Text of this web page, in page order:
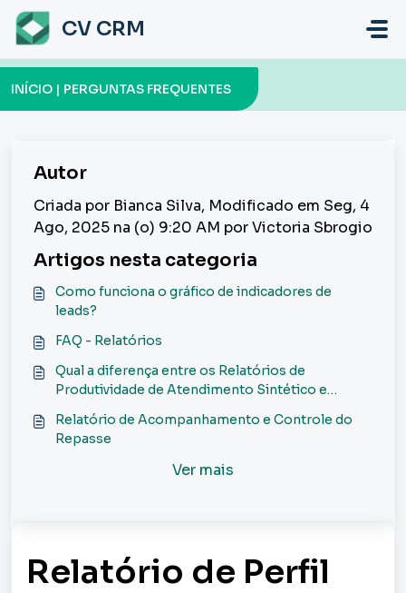
Ir para o conteúdo principal
CV CRM
INÍCIO | PERGUNTAS FREQUENTES
Autor
Criada por Bianca Silva, Modificado em Seg, 4
Ago, 2025 na (o) 9:20 AM por Victoria Sbrogio
Artigos nesta categoria
Como funciona o gráfico de indicadores de
leads?
FAQ - Relatórios
Qual a diferença entre os Relatórios de
Produtividade de Atendimento Sintético e
Relatório de Acompanhamento e Controle do
Repasse
Ver mais
Relatório de Perfil